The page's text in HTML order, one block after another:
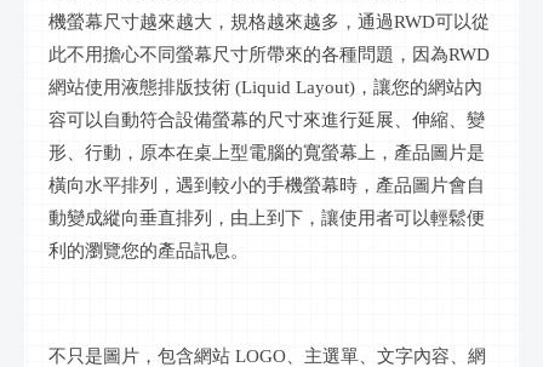
機螢幕尺寸越來越大，規格越來越多，通過RWD可以從
此不用擔心不同螢幕尺寸所帶來的各種問題，因為RWD
網站使用液態排版技術 (Liquid Layout)，讓您的網站內
容可以自動符合設備螢幕的尺寸來進行延展、伸縮、變
形、 行動 ，原本在桌上型電腦的寬螢幕 上，產品圖片是
橫向水平排列，遇到較小的手機螢幕時，產品圖片會自
動變成縱向垂直排列，由上到下，讓使用者可以輕鬆便
利的瀏覽您的產品訊息 。
不只是圖片，包含網站 LOGO、主選單、文字內容、網